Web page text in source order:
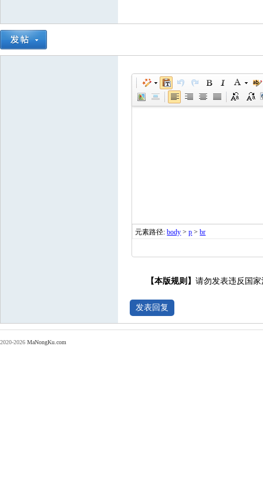
元素路径:body >p >br
【本版规则】 请勿发表违反国
2020-2026 MaNongKu.com